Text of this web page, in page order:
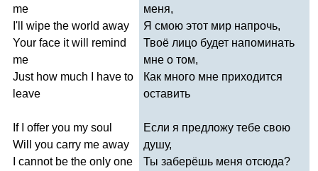
me
I'll
wipe the world away
Your face it will
remind
me
Just how much have to
leave
If offer you my soul
Will
you carry me away
cannot be the only one
меня,
Я смою этот мир напрочь,
Твоё лицо будет напоминать
мне о том,
Как много мне приходится
оставить
Если я предложу тебе свою
душу,
Ты заберёшь меня отсюда?